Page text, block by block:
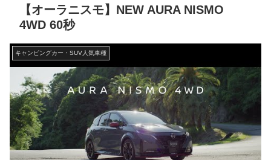
【オーラニスモ】NEW AURA NISMO
4WD 60秒
キャンピングカー・SUV人気車種